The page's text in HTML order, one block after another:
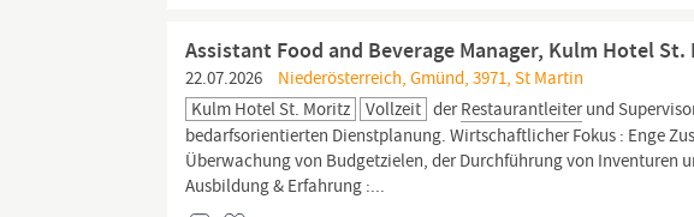
Assistant Food and Beverage Manager, Kulm Hotel
22.07.2026
Niederösterreich, Gmünd, 3971, St Martin
Kulm Hotel St. Moritz
Vollzeit derRestaurantleiterund
bedarfsorientierten Dienstplanung. Wirtschaftlicher Fokus : Enge
Überwachung von Budgetzielen, der Durchführung von Inventuren
Ausbildung & Erfahrung :...